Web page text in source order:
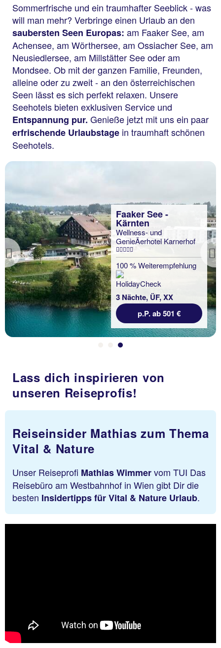
Sommerfrische und ein traumhafter Seeblick - was
will man mehr? Verbringe einen Urlaub an den
saubersten Seen Europas: am Faaker See, am
Achensee, am Wörthersee, am Ossiacher See, am
Neusiedlersee, am Millstätter See oder am
Mondsee. Ob mit der ganzen Familie, Freunden,
alleine oder zu zweit - an den österreichischen
Seen lässt es sich perfekt relaxen. Unsere
Seehotels bieten exklusiven Service und
Entspannung pur. Genieße jetzt mit uns ein paar
erfrischende Urlaubstage in traumhaft schönen
Seehotels.
Previous
Faaker See -
Kärnten
Wellness- und
GenieÃerhotel Karnerhof
100 % Weiterempfehlung
3 Nächte, ÜF, XX
p.P. ab 501 €
Lass dich inspirieren von
unseren Reiseprofis!
Reiseinsider Mathias zum Thema
Vital & Nature
Unser Reiseprofi Mathias Wimmervom TUI Das
Reisebüro am Westbahnhof in Wien gibt Dir die
besten Insidertipps für Vital & Nature Urlaub.